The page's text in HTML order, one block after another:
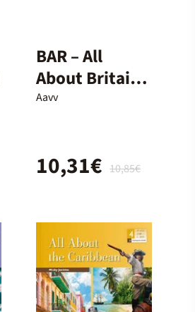
BAR – All
About Britain
Today – 1º ESO
Aavv
10,85€
10,31€